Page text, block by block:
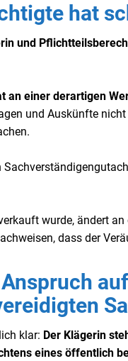
hat
und
an einer derartigen
und Auskünfte
wurde, ändert
dass der
klar: Der Klägerin
eines öffentlich